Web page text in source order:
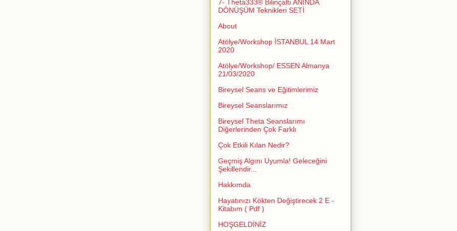
7- Theta333® Bilinçaltı ANINDA
DÖNÜŞÜM Teknikleri SETİ
About
Atölye/Workshop İSTANBUL 14 Mart
2020
Atölye/Workshop/ ESSEN Almanya
21/03/2020
Bireysel Seans ve Eğitimlerimiz
Bireysel Seanslarımız
Bireysel Theta Seanslarımı
Diğerlerinden Çok Farklı
Çok Etkili Kılan Nedir?
Geçmiş Algını Uyumla! Geleceğini
Şekillendir...
Hakkımda
Hayatınızı Kökten Değiştirecek 2 E -
Kitabım ( Pdf )
HOŞGELDİNİZ